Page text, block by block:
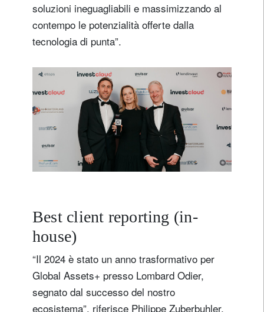
soluzioni ineguagliabili e massimizzando al
contempo le potenzialità offerte dalla
tecnologia di punta”.
Best client reporting (in-
house)
“Il 2024 è stato un anno trasformativo per
Global Assets+ presso Lombard Odier,
segnato dal successo del nostro
ecosistema”, riferisce Philippe Zuberbuhler,